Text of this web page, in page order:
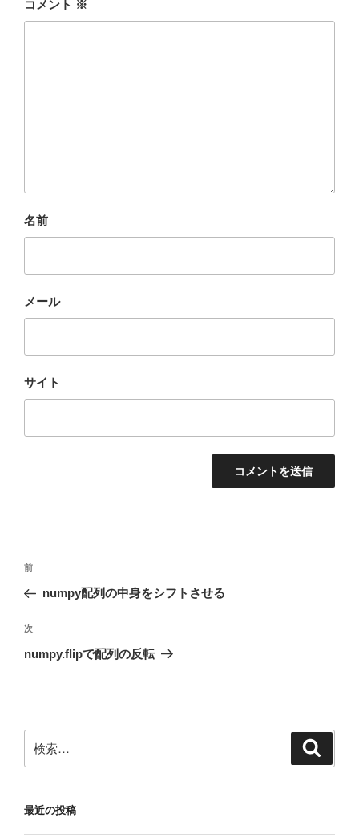
コメント ※
名前
メール
サイト
投
ナ
ビ
ゲ
ン
前
の
稿
前
numpy配列の中身をシフトさせる
次
の
次
numpy.flipで配列の反転
索:
最近の投稿